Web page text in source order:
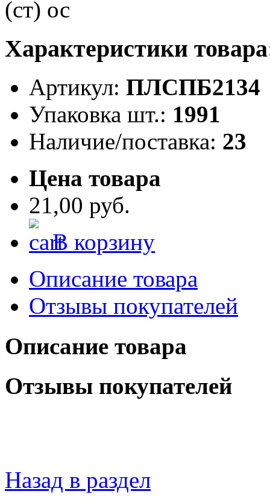
Характеристики
Артикул: ПЛСПБ2134
Упаковка шт.: 1991
Наличие/поставка: 23
Цена товара
21,00 руб.
В корзину
Описание товара
Отзывы покупателей
Описание товара
Отзывы покупателей
Назад в раздел